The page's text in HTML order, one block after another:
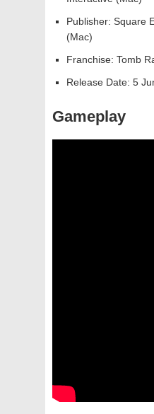
Publisher: Square
(Mac)
Franchise: Tomb
Release Date: 5
Gameplay